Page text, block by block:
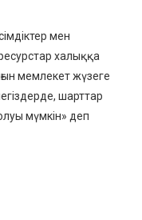
мен
халыққа
мемлекет жүзеге
шарттар
мүмкін» деп